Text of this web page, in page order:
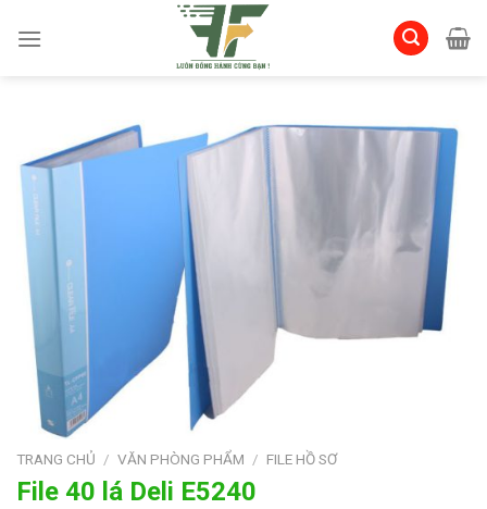
TRANG CHỦ / VĂN PHÒNG PHẨM / FILE HỒ SƠ
File 40 lá Deli E5240